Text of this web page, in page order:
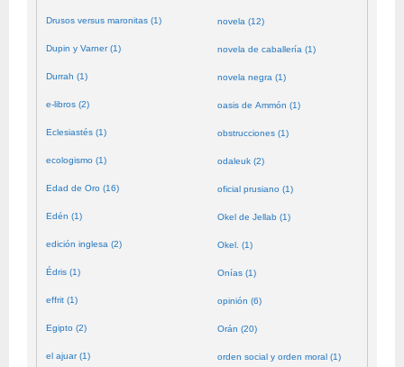
Drusos versus maronitas (1)
Dupin y Varner (1)
Durrah (1)
e-libros (2)
Eclesiastés (1)
ecologismo (1)
Edad de Oro (16)
Edén (1)
edición inglesa (2)
Édris (1)
effrit (1)
Egipto (2)
el ajuar (1)
novela (12)
novela de caballería (1)
novela negra (1)
oasis de Ammón (1)
obstrucciones (1)
odaleuk (2)
oficial prusiano (1)
Okel de Jellab (1)
Okel. (1)
Onías (1)
opinión (6)
Orán (20)
orden social y orden moral (1)